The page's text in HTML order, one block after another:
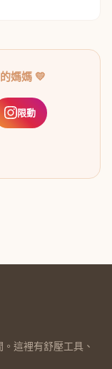
媽媽 💛
限動
這裡有舒壓工具、